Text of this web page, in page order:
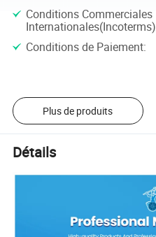
Conditions Commerciales
Internationales(Incoterms)
Conditions de Paiement:
Plus de produits
Détails